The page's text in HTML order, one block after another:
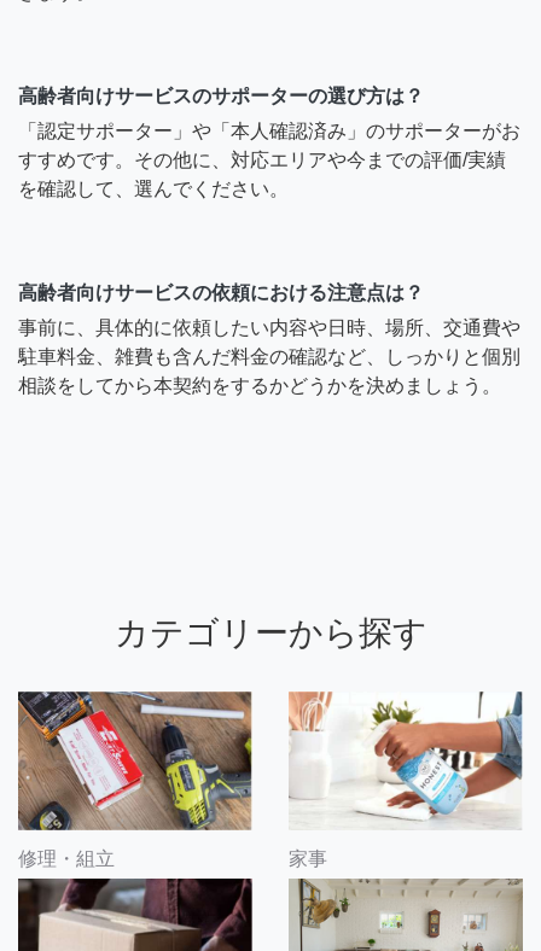
高齢者向けサービスのサポーターの選び方は？
「認定サポーター」や「本人確認済み」のサポーターがお
すすめです。その他に、対応エリアや今までの評価/実績
を確認して、選んでください。
高齢者向けサービスの依頼における注意点は？
事前に、具体的に依頼したい内容や日時、場所、交通費や
駐車料金、雑費も含んだ料金の確認など、しっかりと個別
相談をしてから本契約をするかどうかを決めましょう。
カテゴリーから探す
修理・組立 家事